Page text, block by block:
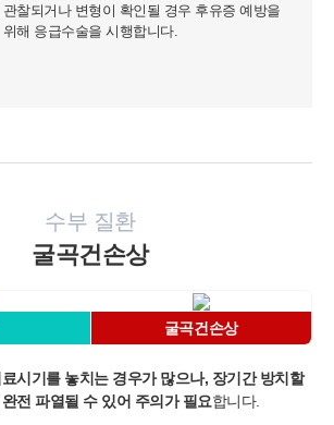
찰되거나 변형이 확인될 경우 후유증 예방을
위해 응급수술을 시행합니다.
수부 질환
굴곡건손상
굴곡건손상
시기를 놓치는 경우가 많으나, 장기간 방치할
전 파열될 수 있어 주의가 필요합니다.